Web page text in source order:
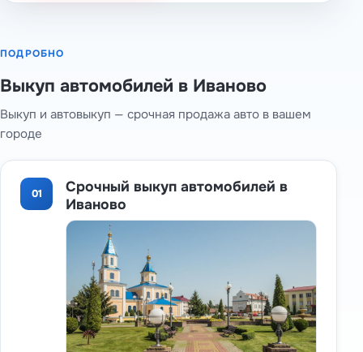
ПОДРОБНО
Выкуп автомобилей в Иваново
Выкуп и автовыкуп — срочная продажа авто в вашем
городе
01
Срочный выкуп автомобилей в
Иваново